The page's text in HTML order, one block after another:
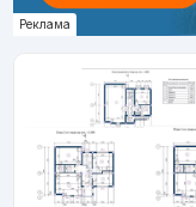
Реклама